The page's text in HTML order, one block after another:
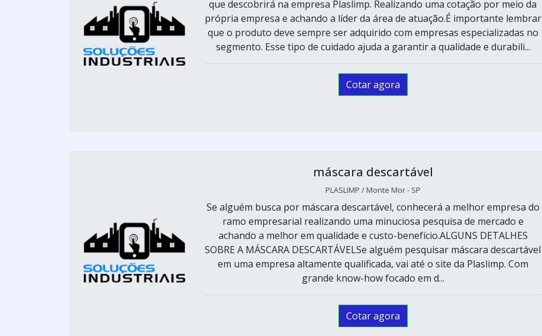
que descobrirá na empresa Plaslimp. Realizando uma cotação por meio da
própria empresa e achando a líder da área de atuação.É importante lembrar
que o produto deve sempre ser adquirido com empresas especializadas no
segmento. Esse tipo de cuidado ajuda a garantir a qualidade e durabili...
Cotar agora
máscara descartável
PLASLIMP / Monte Mor - SP
Se alguém busca por máscara descartável, conhecerá a melhor empresa do
ramo empresarial realizando uma minuciosa pesquisa de mercado e
achando a melhor em qualidade e custo-benefício.ALGUNS DETALHES
SOBRE A MÁSCARA DESCARTÁVELSe alguém pesquisar máscara descartável
em uma empresa altamente qualificada, vai até o site da Plaslimp. Com
grande know-how focado em d...
Cotar agora